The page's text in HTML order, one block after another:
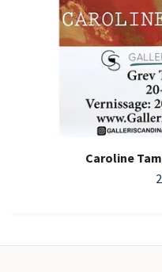
Caroline